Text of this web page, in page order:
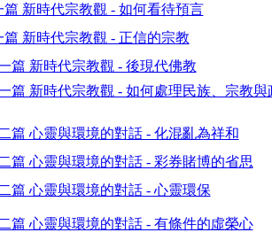
篇 新時代宗教觀 - 如何看待預言
篇 新時代宗教觀 - 正信的宗教
篇 新時代宗教觀 - 後現代佛教
篇 新時代宗教觀 - 如何處理民族、宗教與
篇 心靈與環境的對話 - 化混亂為祥和
篇 心靈與環境的對話 - 彩券賭博的省思
篇 心靈與環境的對話 - 心靈環保
篇 心靈與環境的對話 - 有條件的虛榮心